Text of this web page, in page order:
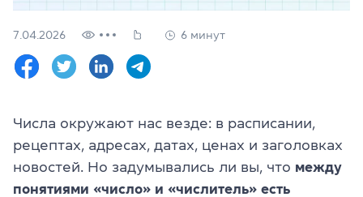
Язык сайта
(063) 580 11 00
(098) 580 11 00
г. Киев, метро Золотые Ворота, ул. Ярославов Вал, 13/2-б,
7.04.2026 6 минут
Числа окружают нас везде: в расписании,
рецептах, адресах, датах, ценах и заголовках
новостей. Но задумывались ли вы, что между
понятиями «число» и «числитель» есть